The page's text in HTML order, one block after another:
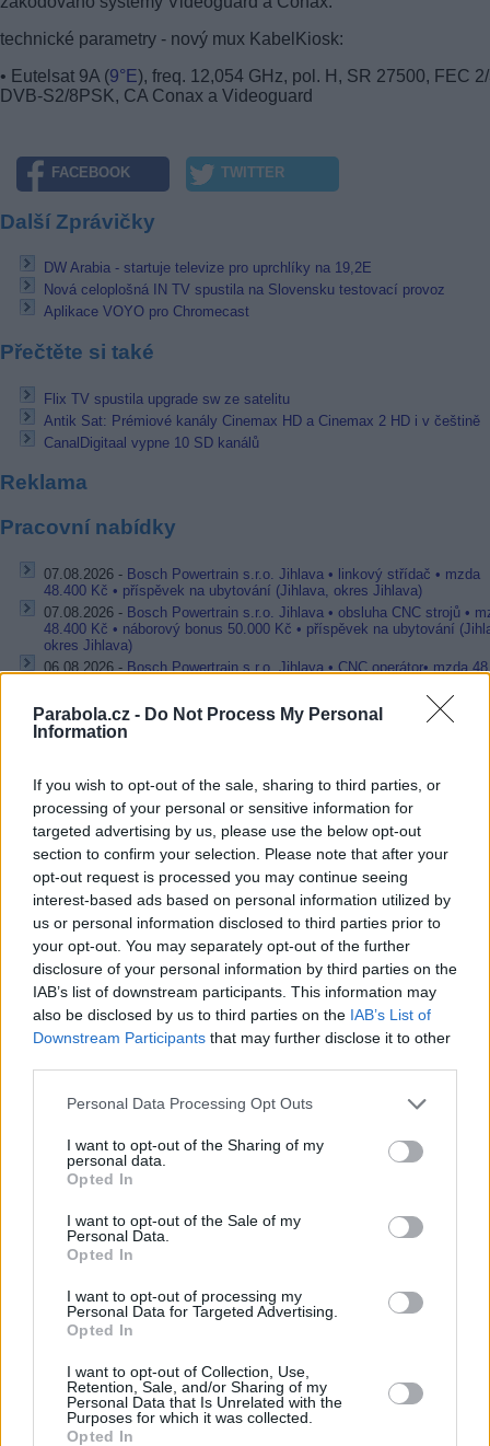
Parabola.cz - Do Not Process My Personal
Information
If you wish to opt-out of the sale, sharing to third parties, or
processing of your personal or sensitive information for
targeted advertising by us, please use the below opt-out
section to confirm your selection. Please note that after your
opt-out request is processed you may continue seeing
interest-based ads based on personal information utilized by
us or personal information disclosed to third parties prior to
your opt-out. You may separately opt-out of the further
disclosure of your personal information by third parties on the
IAB’s list of downstream participants. This information may
also be disclosed by us to third parties on the IAB’s List of
Downstream Participants that may further disclose it to other
Personal Data Processing Opt Outs
I want to opt-out of the Sharing of my
personal data.
Opted In
I want to opt-out of the Sale of my
Personal Data.
Opted In
I want to opt-out of processing my
Personal Data for Targeted Advertising.
Opted In
I want to opt-out of Collection, Use,
Retention, Sale, and/or Sharing of my
Personal Data that Is Unrelated with the
Purposes for which it was collected.
Opted In
technické parametry - nový mux KabelKiosk:
• Eutelsat 9A (9°E), freq. 12,054 GHz, pol. H, SR 27500, FEC
DVB-S2/8PSK, CA Conax a Videoguard
FACEBOOK TWITTER
Další Zprávičky
DW Arabia - startuje televize pro uprchlíky na 19,2E
Nová celoplošná IN TV spustila na Slovensku testovací provoz
Aplikace VOYO pro Chromecast
Přečtěte si také
Flix TV spustila upgrade sw ze satelitu
Antik Sat: Prémiové kanály Cinemax HD a Cinemax 2 HD i v češtině
CanalDigitaal vypne 10 SD kanálů
Reklama
Pracovní nabídky
07.08.2026 - Bosch Powertrain s.r.o. Jihlava • linkový střídač • mzda
48.400 Kč • příspěvek na ubytování (Jihlava, okres Jihlava)
07.08.2026 - Bosch Powertrain s.r.o. Jihlava • obsluha CNC strojů •
48.400 Kč • náborový bonus 50.000 Kč • příspěvek na ubytování
okres Jihlava)
06.08.2026 - Bosch Powertrain s.r.o. Jihlava • CNC operátor• mzda
06.08.2026 -Bosch Powertrain s.r.o. • montážní dělník • mzda 44.700
týdenní zálohy na mzdu 2.000 Kč (Jihlava, okres Jihlava)
48.400 Kč • náborový bonus 50.000 Kč • ubytování (Jihlava, okres
... další nabídky zaměstnání
Vybrané články
O webu parabola.cz O souborech cookies
Dovolená u moře•Bazény